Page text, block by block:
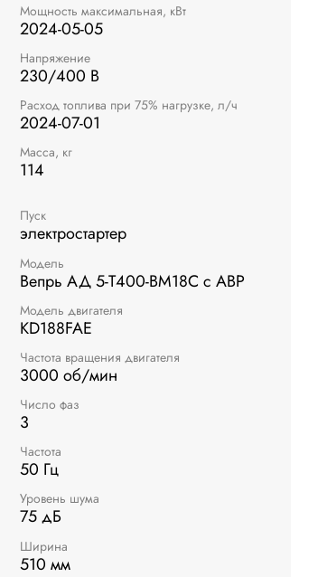
Мощность максимальная, кВт
2024-05-05
Напряжение
230/400 В
Расход топлива при 75% нагрузке, л/ч
2024-07-01
Масса, кг
114
Пуск
электростартер
Модель
Вепрь АД 5-Т400-ВМ18С с АВР
Модель двигателя
KD188FAE
Частота вращения двигателя
3000 об/мин
Число фаз
3
Частота
50 Гц
Уровень шума
75 дБ
Ширина
510 мм